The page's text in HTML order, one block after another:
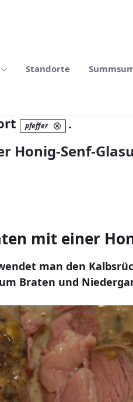
Standorte
pfeffer .
Honig-Senf-
mit einer
man den
Braten und